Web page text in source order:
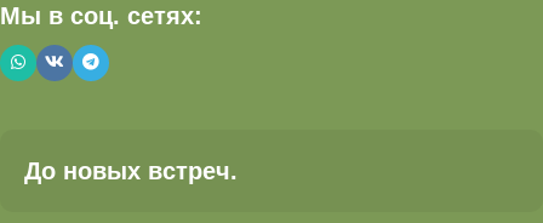
Мы в соц. сетях:
До новых встреч.